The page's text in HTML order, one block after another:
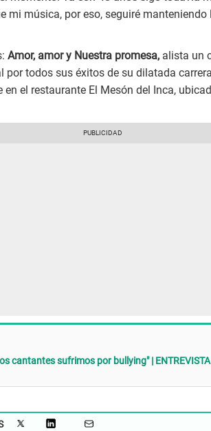
mi música, por eso, seguiré
Amor, amor y Nuestra promesa, alista un
por todos sus éxitos de su dilatada
el restaurante El Mesón del Inca,
cantantes sufrimos por bullying" | ENTREVISTA